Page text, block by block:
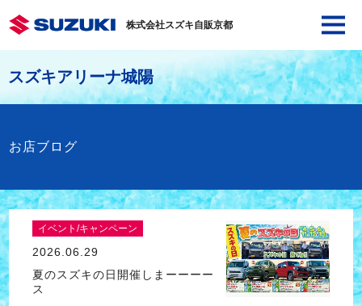
株式会社スズキ自販京都
スズキアリーナ城陽
お店ブログ
イベント/キャンペーン
2026.06.29
夏のスズキの日開催しまーーーー
ス